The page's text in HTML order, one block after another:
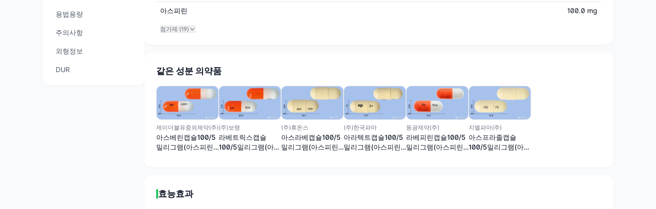
용법용량
주의사항
외형정보
DUR
아스피린 100.0 mg
첨가제 (19)
같은 성분 의약품
제이더블유중외제약(주)
아스베린캡슐100/5
밀리그램(아스피린,
(주)보령
라베트릭스캡슐
100/5밀리그램(아스
(주)휴온스
아스라베캡슐100/5
밀리그램(아스피린,
(주)한국파마
아라텍트캡슐100/5
밀리그램(아스피린,
동광제약(주)
라베피린캡슐100/5
밀리그램(아스피린,
지엘파마(주)
아스프라졸캡슐
100/5밀리그램(아스
효능효과